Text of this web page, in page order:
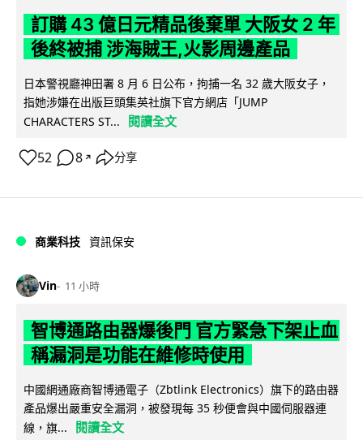
訂購 43 億日元精品後棄單 大阪女 2 年
後終被捕 涉海賊王,火影周邊產品
日本警視廳神田署 8 月 6 日公布，拘捕一名 32 歲大阪女子，
指她涉嫌在出版巨頭集英社旗下官方網店「JUMP
CHARACTERS ST...
閱讀全文
52 8 ↗ 分享
商業科技 資訊保安
Vin 11 小時
智博通路由器爆後門 官方緊急下架止血
稱漏洞是功能在維修時使用
中國網通廠商智博通電子（Zbtlink Electronics）旗下的路由器
產品爆出嚴重安全漏洞，被發現每 35 秒便會與中國伺服器連
線，旗...
閱讀全文